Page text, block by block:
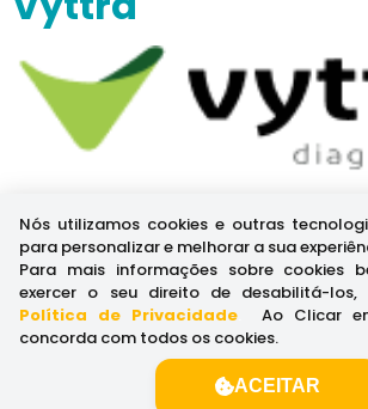
Abbott
Nós utilizamos cookies e outras
para personalizar e melhorar a sua
Para mais informações sobre cookies
exercer o seu direito de desabilitá-los,
Política de Privacidade.
Ao Clicar
concorda com todos os cookies.
ACEITAR